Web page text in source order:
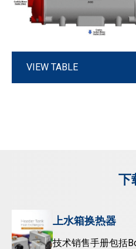
VIEW TABLE
下
上水箱换热器
技术销售手册包括